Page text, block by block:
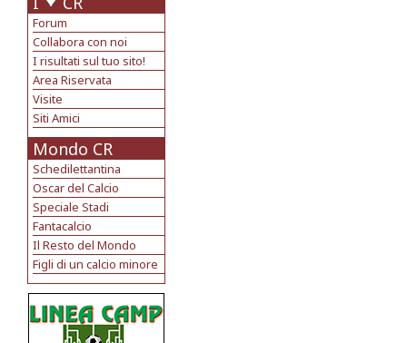
Forum
Collabora con noi
I risultati sul tuo sito!
Area Riservata
Visite
Siti Amici
Mondo CR
Schedilettantina
Oscar del Calcio
Speciale Stadi
Fantacalcio
Il Resto del Mondo
Figli di un calcio minore